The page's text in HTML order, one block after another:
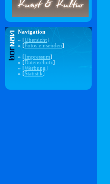
Navigation
» [Übersicht]
» [Fotos einsenden]
» [Impressum]
» [Datenschutz]
» [Werbung]
» [Statistik]